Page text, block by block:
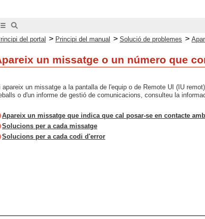
del portal > Principi del manual > Solució de problemes >
un missatge o un número que
apareix un missatge a la pantalla de l'equip o de Remote UI (IU
o d'un informe de gestió de comunicacions, consulteu la
Apareix un missatge que indica que cal posar-se en contacte
Solucions per a cada missatge
Solucions per a cada codi d'error